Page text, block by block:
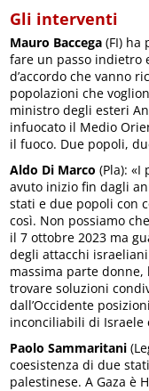
Gli interventi
Mauro Baccega (FI) ha
fare un passo indietro
d’accordo che vanno
popolazioni che
ministro degli esteri
infuocato il Medio
il fuoco. Due popoli,
Aldo Di Marco (Pla):
avuto inizio fin dagli
stati e due popoli con
così. Non possiamo
il 7 ottobre 2023 ma
degli attacchi
massima parte
trovare soluzioni
dall’Occidente
inconciliabili di Israele
Paolo Sammaritani
coesistenza di due
palestinese. A Gaza è